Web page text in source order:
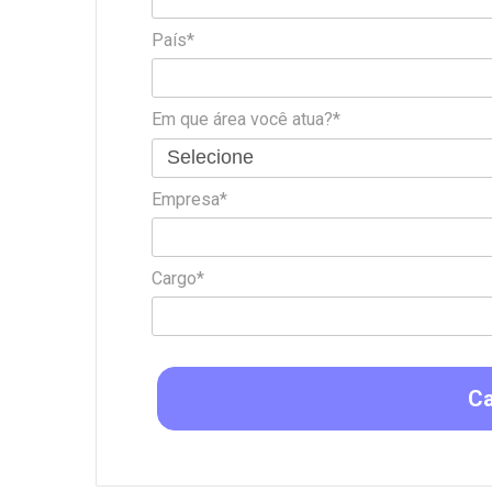
País*
Em que área você atua?*
Empresa*
Cargo*